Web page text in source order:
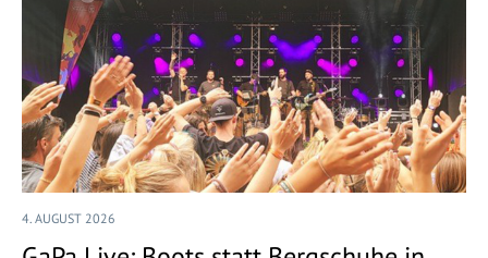
4. AUGUST 2026